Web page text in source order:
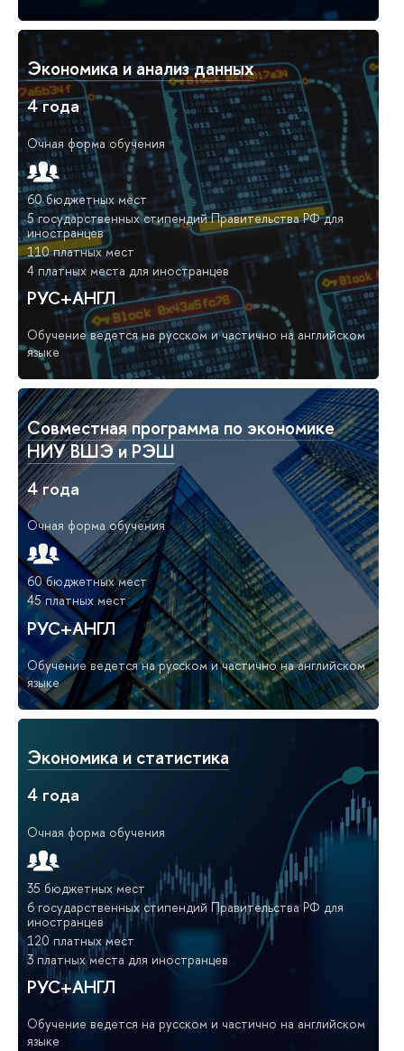
Экономика и анализ данных
4 года
Очная форма обучения
60 бюджетных мест
5 государственных стипендий Правительства РФ для
иностранцев
110 платных мест
4 платных места для иностранцев
РУС+АНГЛ
Обучение ведется на русском и частично на английском
языке
Совместная программа по экономике
НИУ ВШЭ и РЭШ
4 года
Очная форма обучения
60 бюджетных мест
45 платных мест
РУС+АНГЛ
Обучение ведется на русском и частично на английском
языке
Экономика и статистика
4 года
Очная форма обучения
35 бюджетных мест
6 государственных стипендий Правительства РФ для
иностранцев
120 платных мест
3 платных места для иностранцев
РУС+АНГЛ
Обучение ведется на русском и частично на английском
языке